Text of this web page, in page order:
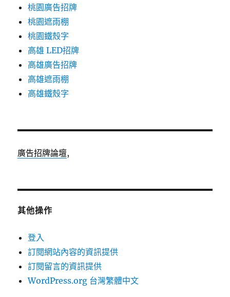
桃園廣告招牌
桃園遮雨棚
桃園鐵殼字
高雄 LED招牌
高雄廣告招牌
高雄遮雨棚
高雄鐵殼字
廣告招牌論壇,
其他操作
登入
訂閱網站內容的資訊提供
訂閱留言的資訊提供
WordPress.org 台灣繁體中文